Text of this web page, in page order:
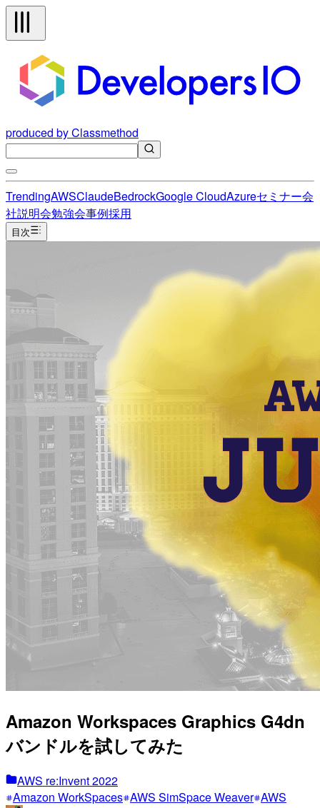
produced by Classmethod
TrendingAWSClaudeBedrockGoogle CloudAzureセミナー会
社説明会勉強会事例採用
目次
Amazon Workspaces Graphics G4dn
バンドルを試してみた
AWS re:Invent 2022
Amazon WorkSpaces AWS SimSpace Weaver AWS